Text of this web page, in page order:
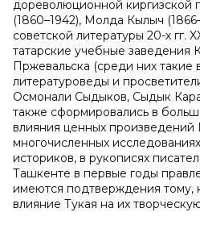
дореволюционной киргизской
(1860–1942), Молда Кылыч
советской литературы 20-х гг.
татарские учебные заведения
Пржевальска (среди них
литературоведы и
Осмонали Сыдыков, Сыдык
также сформировались в
влияния ценных произведений
многочисленных
историков, в рукописях
Ташкенте в первые годы
имеются подтверждения тому,
влияние Тукая на их